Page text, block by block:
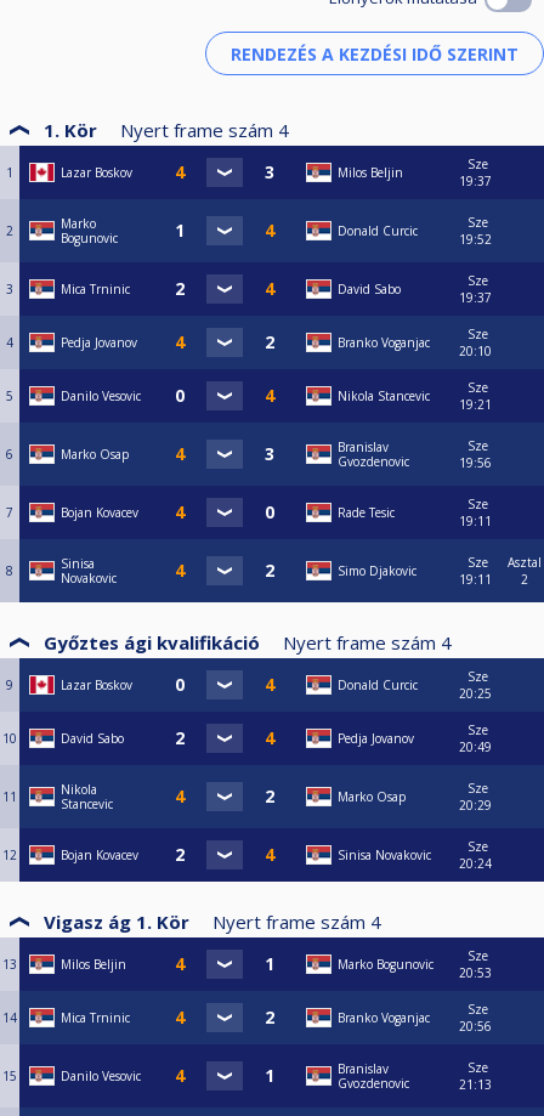
1. Kör Nyert frame szám 4
1 Lazar Boskov Milos Beljin
Sze
19:37
2
Marko
Bogunovic
Donald Curcic
Sze
19:52
3 Mica Trninic David Sabo
Sze
19:37
4 Pedja Jovanov Branko Voganjac
Sze
20:10
5 Danilo Vesovic Nikola Stancevic
Sze
19:21
6 Marko Osap
Branislav
Gvozdenovic
Sze
19:56
7 Bojan Kovacev Rade Tesic
Sze
19:11
8
Sinisa
Novakovic
Simo Djakovic
Sze
19:11
Asztal
2
Győztes ági kvalifikáció Nyert frame szám 4
9 Lazar Boskov Donald Curcic
Sze
20:25
10 David Sabo Pedja Jovanov
Sze
20:49
11
Nikola
Stancevic
Marko Osap
Sze
20:29
12 Bojan Kovacev Sinisa Novakovic
Sze
20:24
Vigasz ág 1. Kör Nyert frame szám 4
13 Milos Beljin Marko Bogunovic
Sze
20:53
14 Mica Trninic Branko Voganjac
Sze
20:56
15 Danilo Vesovic
Branislav
Gvozdenovic
Sze
21:13